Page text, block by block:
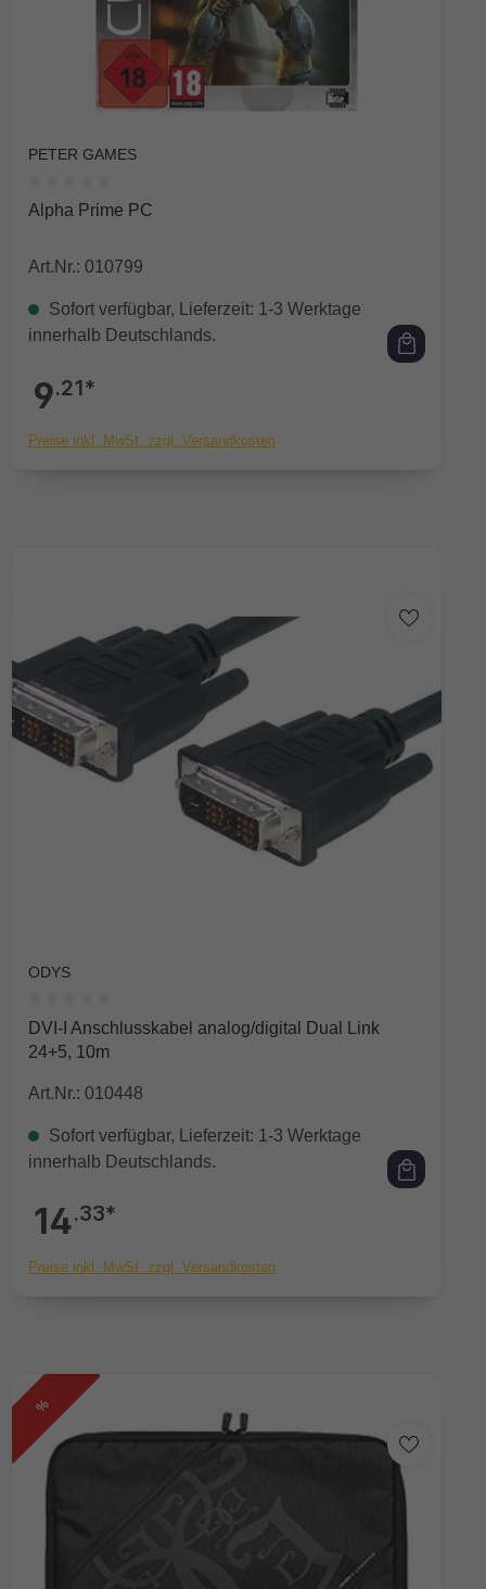
PETER GAMES
Durchschnittliche Bewertung von 0 von 5 Sternen
Alpha Prime PC
Art.Nr.: 010799
Sofort verfügbar, Lieferzeit: 1-3 Werktage
innerhalb Deutschlands.
9.21*
Preise inkl. MwSt. zzgl. Versandkosten
ODYS
Durchschnittliche Bewertung von 0 von 5 Sternen
DVI-I Anschlusskabel analog/digital Dual Link
24+5, 10m
Art.Nr.: 010448
Sofort verfügbar, Lieferzeit: 1-3 Werktage
innerhalb Deutschlands.
14.33*
Preise inkl. MwSt. zzgl. Versandkosten
%